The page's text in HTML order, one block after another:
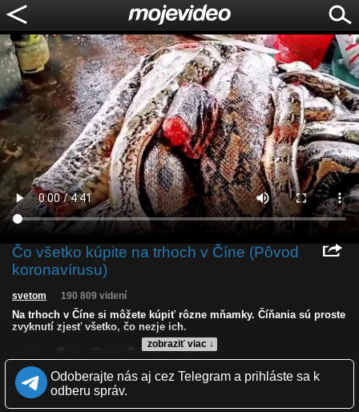
Čo všetko kúpite na trhoch v Číne (Pôvod
koronavírusu)
zobraziť viac ↓
svetom 190 809 videní
Na trhoch v Číne si môžete kúpiť rôzne mňamky. Číňania sú proste
zvyknutí zjesť všetko, čo nezje ich.
LQ
Zverejnené: 28.1.2020 18:15
Páči sa: 17% (121 hlasov)
Obľúbené: 24
Komentárov: 325
Odoberajte nás aj cez Telegram a prihláste sa k
odberu správ.